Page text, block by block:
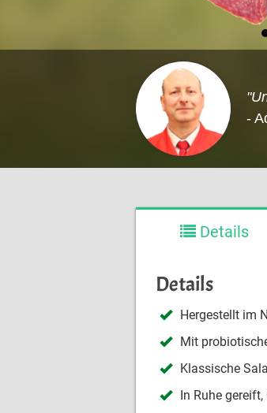
-
Details
Details
Hergestellt im
Mit
Klassische
In Ruhe